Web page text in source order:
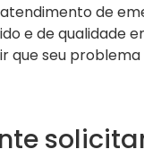
de
e de qualidade
que seu